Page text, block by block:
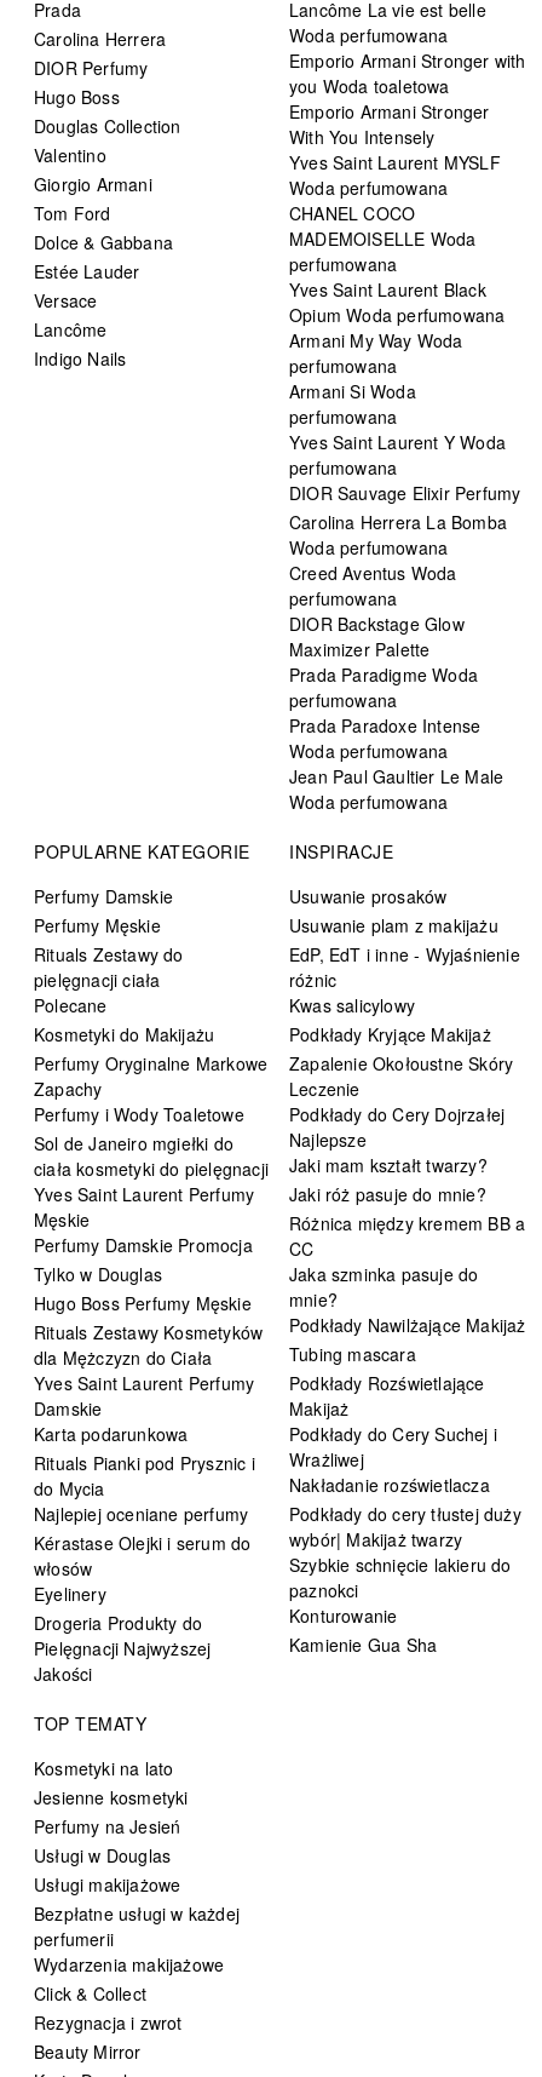
Prada
Carolina Herrera
DIOR Perfumy
Hugo Boss
Douglas Collection
Valentino
Giorgio Armani
Tom Ford
Dolce & Gabbana
Estée Lauder
Versace
Lancôme
Indigo Nails
Lancôme La vie est belle
Woda perfumowana
Emporio Armani Stronger with
you Woda toaletowa
Emporio Armani Stronger
With You Intensely
Yves Saint Laurent MYSLF
Woda perfumowana
CHANEL COCO
MADEMOISELLE Woda
perfumowana
Yves Saint Laurent Black
Opium Woda perfumowana
Armani My Way Woda
perfumowana
Armani Si Woda
perfumowana
Yves Saint Laurent Y Woda
perfumowana
DIOR Sauvage Elixir Perfumy
Carolina Herrera La Bomba
Woda perfumowana
Creed Aventus Woda
perfumowana
DIOR Backstage Glow
Maximizer Palette
Prada Paradigme Woda
perfumowana
Prada Paradoxe Intense
Woda perfumowana
Jean Paul Gaultier Le Male
Woda perfumowana
POPULARNE KATEGORIE
Perfumy Damskie
Perfumy Męskie
Rituals Zestawy do
pielęgnacji ciała
Polecane
Kosmetyki do Makijażu
Perfumy Oryginalne Markowe
Zapachy
Perfumy i Wody Toaletowe
Sol de Janeiro mgiełki do
ciała kosmetyki do pielęgnacji
Yves Saint Laurent Perfumy
Męskie
Perfumy Damskie Promocja
Tylko w Douglas
Hugo Boss Perfumy Męskie
Rituals Zestawy Kosmetyków
dla Mężczyzn do Ciała
Yves Saint Laurent Perfumy
Damskie
Karta podarunkowa
Rituals Pianki pod Prysznic i
do Mycia
Najlepiej oceniane perfumy
Kérastase Olejki i serum do
włosów
Eyelinery
Drogeria Produkty do
Pielęgnacji Najwyższej
Jakości
INSPIRACJE
Usuwanie prosaków
Usuwanie plam z makijażu
EdP, EdT i inne - Wyjaśnienie
różnic
Kwas salicylowy
Podkłady Kryjące Makijaż
Zapalenie Okołoustne Skóry
Leczenie
Podkłady do Cery Dojrzałej
Najlepsze
Jaki mam kształt twarzy?
Jaki róż pasuje do mnie?
Różnica między kremem BB a
CC
Jaka szminka pasuje do
mnie?
Podkłady Nawilżające Makijaż
Tubing mascara
Podkłady Rozświetlające
Makijaż
Podkłady do Cery Suchej i
Wrażliwej
Nakładanie rozświetlacza
Podkłady do cery tłustej duży
wybór| Makijaż twarzy
Szybkie schnięcie lakieru do
paznokci
Konturowanie
Kamienie Gua Sha
TOP TEMATY
Kosmetyki na lato
Jesienne kosmetyki
Perfumy na Jesień
Usługi w Douglas
Usługi makijażowe
Bezpłatne usługi w każdej
perfumerii
Wydarzenia makijażowe
Click & Collect
Rezygnacja i zwrot
Beauty Mirror